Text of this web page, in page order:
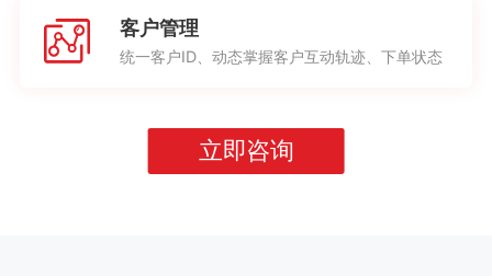
客户管理
统一客户ID、动态掌握客户互动轨迹、下单状态
立即咨询